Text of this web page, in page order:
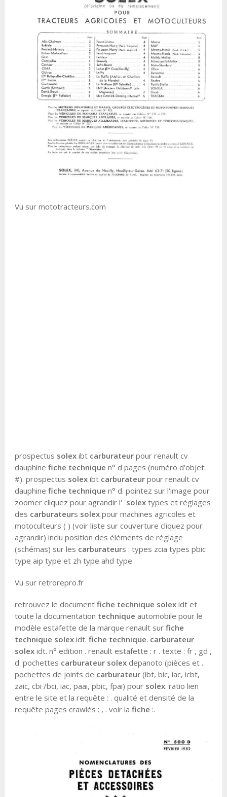
Vu sur mototracteurs.com
prospectus solexibt carburateurpour renault cv
dauphine fiche technique n° d pages (numéro d'objet:
#). prospectus solexibt carburateurpour renault cv
dauphine fiche technique n° d. pointez sur l'image pour
zoomer cliquez pour agrandir l' solextypes et réglages
des carburateurs solexpour machines agricoles et
motoculteurs ( ) (voir liste sur couverture cliquez pour
agrandir) inclu position des éléments de réglage
(schémas) sur les carburateurs : types zcia types pbic
type aip type et zh type ahd type
Vu sur retrorepro.fr
retrouvez le document fiche technique solexidt et
toute la documentation technique automobile pour le
modèle estafette de la marque renault sur fiche
technique solexidt. fiche technique. carburateur
solexidt. n° edition . renault estafette : r . texte : fr , gd ,
d. pochettes carburateur solexdepanoto (pièces et .
pochettes de joints de carburateur(ibt, bic, iac, icbt,
zaic, cbi /bci, iac, paai, pbic, fpai) pour solex. ratio lien
entre le site et la requête : . qualité et densité de la
requête pages crawlés : , . voir la fiche :.